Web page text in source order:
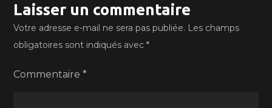
Laisser un commentaire
Votre adresse e-mail ne sera pas publiée. Les champs
obligatoires sont indiqués avec*
Commentaire*